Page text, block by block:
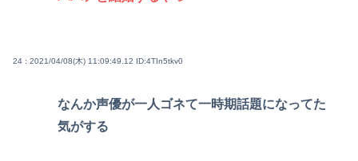
24 : 2021/04/08(木) 11:09:49.12 ID:4TIn5tkv0
なんか声優が一人ゴネて一時期話題になってた
気がする